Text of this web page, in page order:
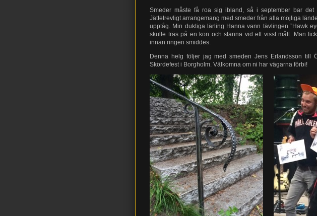
Smeder måste få roa sig ibland, så i september bar det
Jättetrevligt arrangemang med smeder från alla möjliga
upptåg. Min duktiga lärling Hanna vann tävlingen ”Hawk
skulle träs på en kon och stanna vid ett visst mått. Man
innan ringen smiddes.
Denna helg följer jag med smeden Jens Erlandsson till
Skördefest i Borgholm. Välkomna om ni har vägarna förbi!